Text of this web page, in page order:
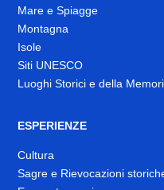
Mare e Spiagge
Montagna
Isole
Siti UNESCO
Luoghi Storici e della
ESPERIENZE
Cultura
Sagre e Rievocazioni